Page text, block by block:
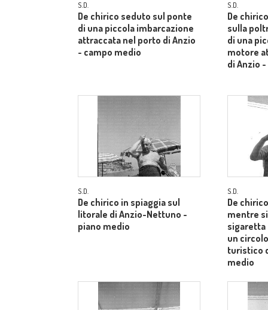
S.D.
De chirico seduto sul ponte
di una piccola imbarcazione
attraccata nel porto di Anzio
- campo medio
S.D.
De
sulla
di una
motore
di Anzio
S.D.
De chirico in spiaggia sul
litorale di Anzio-Nettuno -
piano medio
S.D.
De
mentre
sigaretta
un
turistico
medio